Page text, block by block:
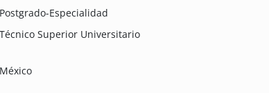
Postgrado-Especialidad
Técnico Superior Universitario
México